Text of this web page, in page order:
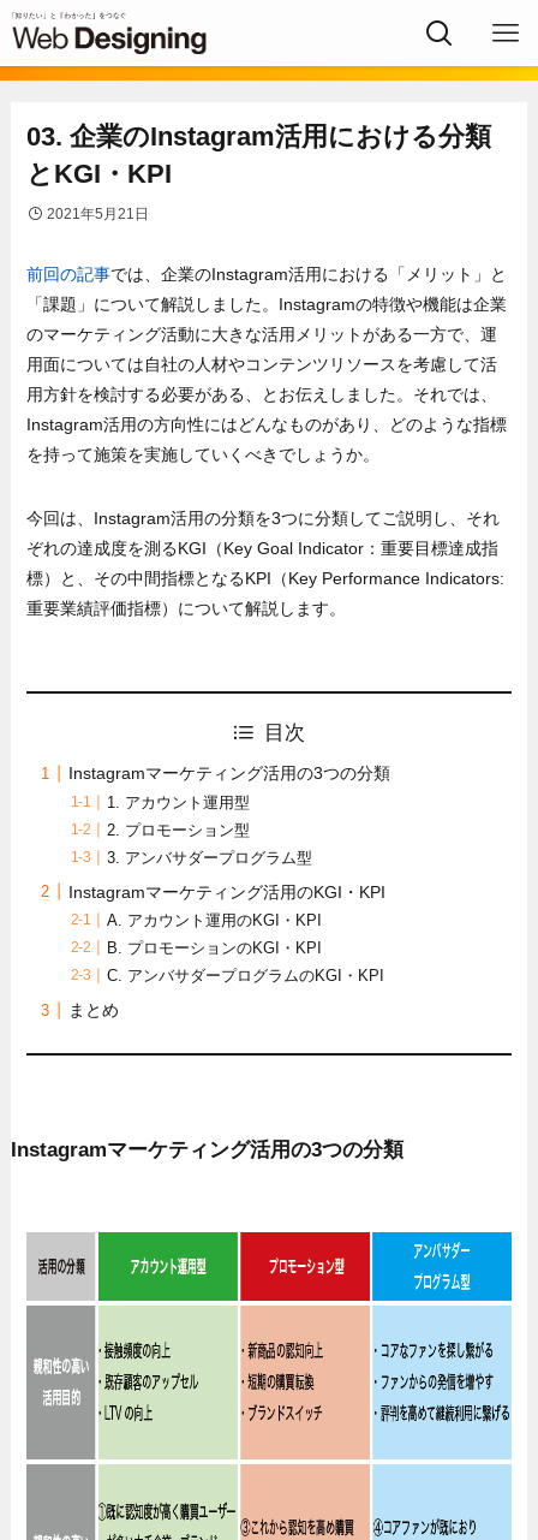
03. 企業のInstagram活用における分類
とKGI・KPI
2021年5月21日
前回の記事では、企業のInstagram活用における「メリット」と
「課題」について解説しました。Instagramの特徴や機能は企業
のマーケティング活動に大きな活用メリットがある一方で、運
用面については自社の人材やコンテンツリソースを考慮して活
用方針を検討する必要がある、とお伝えしました。それでは、
Instagram活用の方向性にはどんなものがあり、どのような指標
を持って施策を実施していくべきでしょうか。
今回は、Instagram活用の分類を3つに分類してご説明し、それ
ぞれの達成度を測るKGI（Key Goal Indicator：重要目標達成指
標）と、その中間指標となるKPI（Key Performance Indicators:
重要業績評価指標）について解説します。
目次
Instagramマーケティング活用の3つの分類
1. アカウント運用型
2. プロモーション型
3. アンバサダープログラム型
Instagramマーケティング活用のKGI・KPI
A. アカウント運用のKGI・KPI
B. プロモーションのKGI・KPI
C. アンバサダープログラムのKGI・KPI
まとめ
Instagramマーケティング活用の3つの分類